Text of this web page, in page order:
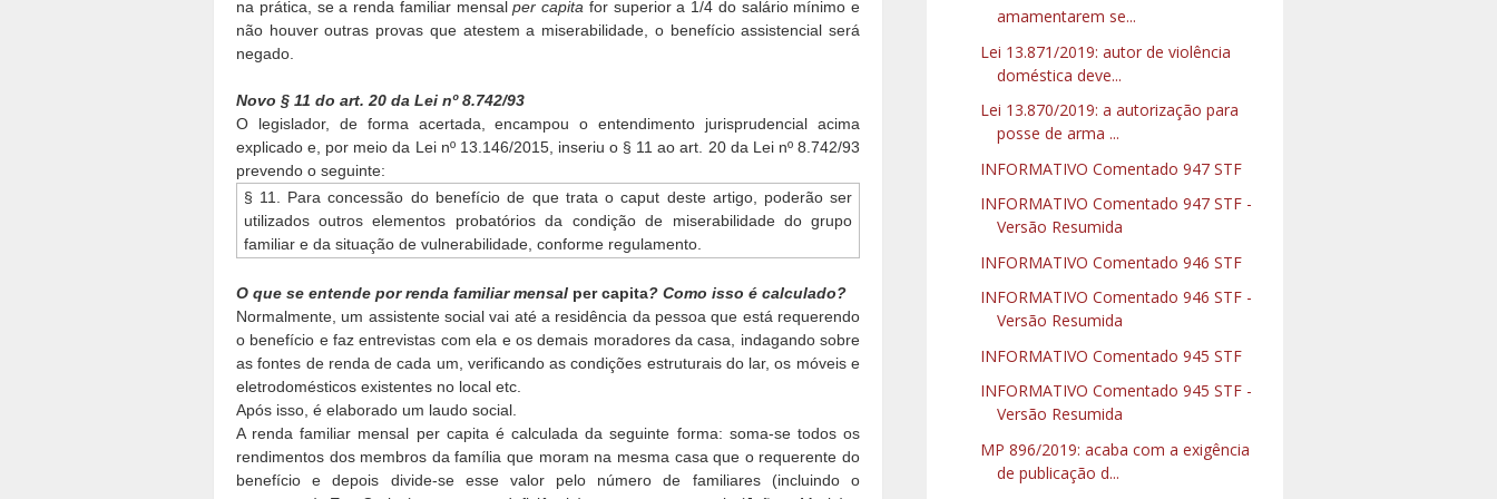
na prática, se a renda familiar mensalper capita for superior a 1/4 do salário mínimo e
não houver outras provas que atestem a miserabilidade, o benefício assistencial será
negado.
Novo § 11 do art. 20 da Lei nº 8.742/93
O legislador, de forma acertada, encampou o entendimento jurisprudencial acima
explicado e, por meio da Lei nº 13.146/2015, inseriu o § 11 ao art. 20 da Lei nº 8.742/93
prevendo o seguinte:
§ 11. Para concessão do benefício de que trata o caput deste artigo, poderão ser
utilizados outros elementos probatórios da condição de miserabilidade do grupo
familiar e da situação de vulnerabilidade, conforme regulamento.
O que se entende por renda familiar mensal per capita? Como isso é calculado?
Normalmente, um assistente social vai até a residência da pessoa que está requerendo
o benefício e faz entrevistas com ela e os demais moradores da casa, indagando sobre
as fontes de renda de cada um, verificando as condições estruturais do lar, os móveis e
eletrodomésticos existentes no local etc.
Após isso, é elaborado um laudo social.
A renda familiar mensal per capita é calculada da seguinte forma: soma-se todos os
rendimentos dos membros da família que moram na mesma casa que o requerente do
benefício e depois divide-se esse valor pelo número de familiares (incluindo o
amamentarem se...
Lei 13.871/2019: autor de violência
doméstica deve...
Lei 13.870/2019: a autorização para
posse de arma ...
INFORMATIVO Comentado 947 STF
INFORMATIVO Comentado 947 STF -
Versão Resumida
INFORMATIVO Comentado 946 STF
INFORMATIVO Comentado 946 STF -
Versão Resumida
INFORMATIVO Comentado 945 STF
INFORMATIVO Comentado 945 STF -
Versão Resumida
MP 896/2019: acaba com a exigência
de publicação d...